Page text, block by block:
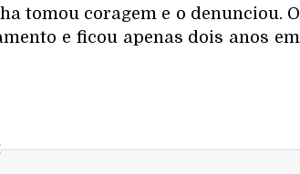
tomou coragem e o denunciou. O
e ficou apenas dois anos em